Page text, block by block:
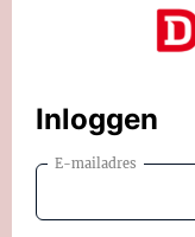
Inloggen
E-mailadres